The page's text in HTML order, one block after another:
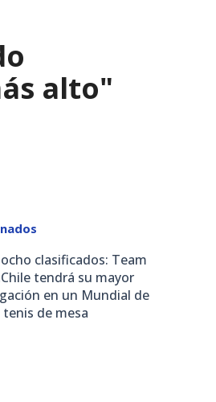
alto"
clasificados: Team
tendrá su mayor
en un Mundial de
tenis de mesa